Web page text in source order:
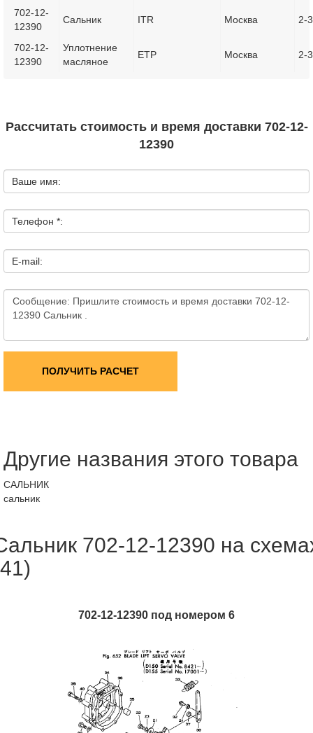
702-12-
12390
Сальник ITR Москва 2-
702-12-
12390
Уплотнение
масляное
ETP Москва 2-
Рассчитать стоимость и время доставки 702-12-
12390
Ваше имя:
Телефон *:
E-mail:
ПОЛУЧИТЬ РАСЧЕТ
Другие названия этого товара
САЛЬНИК
сальник
702-12-12390 на
702-12-12390 под номером 6